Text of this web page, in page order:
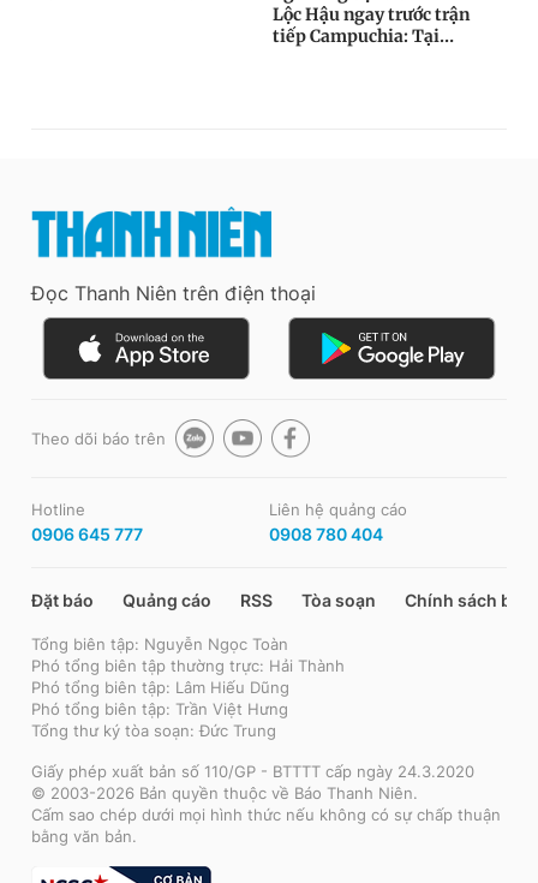
Đọc Thanh Niên trên điện thoại
Theo dõi báo trên
Hotline
0906 645 777
Liên hệ quảng cáo
0908 780 404
Đặt báo Quảng cáo RSS Tòa soạn Chính sách bảo
Tổng biên tập: Nguyễn Ngọc Toàn
Phó tổng biên tập thường trực: Hải Thành
Phó tổng biên tập: Lâm Hiếu Dũng
Phó tổng biên tập: Trần Việt Hưng
Tổng thư ký tòa soạn: Đức Trung
Giấy phép xuất bản số 110/GP - BTTTT cấp ngày 24.3.2020
© 2003-2026 Bản quyền thuộc về Báo Thanh Niên.
Cấm sao chép dưới mọi hình thức nếu không có sự chấp thuận
bằng văn bản.